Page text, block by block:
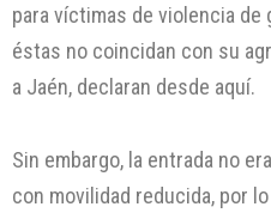
para víctimas de violencia de
éstas no coincidan con su
a Jaén, declaran desde aquí.
Sin embargo, la entrada no
con movilidad reducida, por